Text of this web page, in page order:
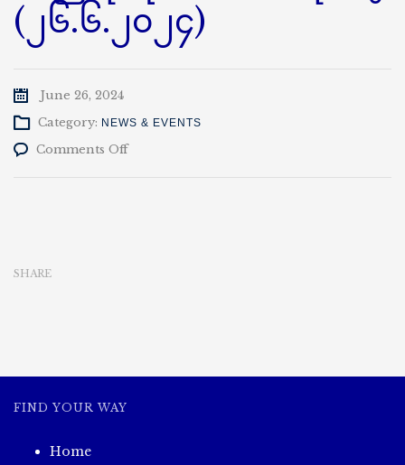
(၂၆.၆.၂၀၂၄)
June 26, 2024
Category: NEWS & EVENTS
Comments Offon
SHARE
FIND YOUR WAY
Home